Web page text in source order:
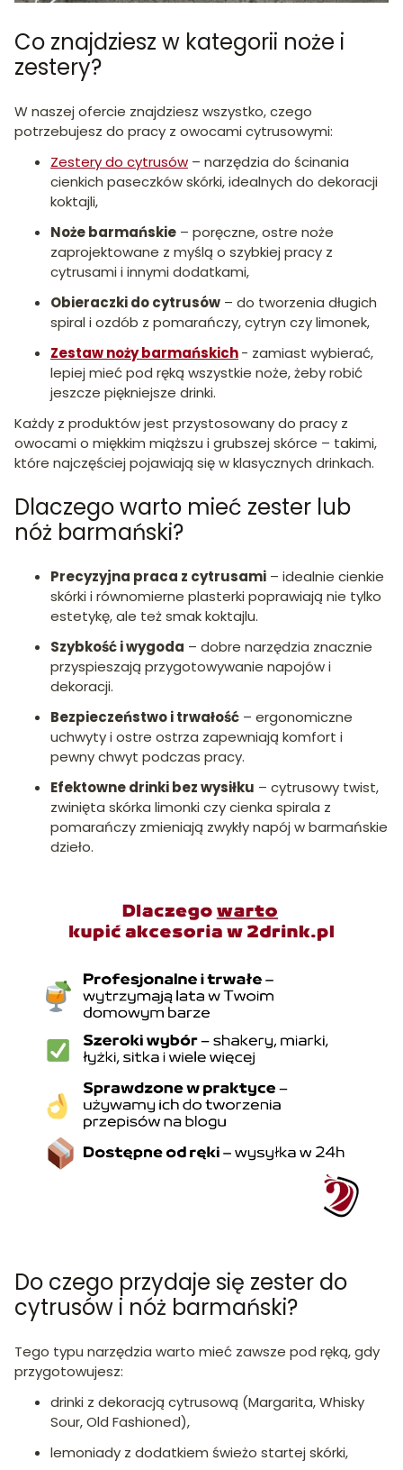
Co znajdziesz w kategorii noże i
zestery?
W naszej ofercie znajdziesz wszystko, czego
potrzebujesz do pracy z owocami cytrusowymi:
Zestery do cytrusów – narzędzia do ścinania
cienkich paseczków skórki, idealnych do dekoracji
koktajli,
Noże barmańskie – poręczne, ostre noże
zaprojektowane z myślą o szybkiej pracy z
cytrusami i innymi dodatkami,
Obieraczki do cytrusów – do tworzenia długich
spiral i ozdób z pomarańczy, cytryn czy limonek,
Zestaw noży barmańskich- zamiast wybierać,
lepiej mieć pod ręką wszystkie noże, żeby robić
jeszcze piękniejsze drinki.
Każdy z produktów jest przystosowany do pracy z
owocami o miękkim miąższu i grubszej skórce – takimi,
które najczęściej pojawiają się w klasycznych drinkach.
Dlaczego warto mieć zester lub
nóż barmański?
Precyzyjna praca z cytrusami – idealnie cienkie
skórki i równomierne plasterki poprawiają nie tylko
estetykę, ale też smak koktajlu.
Szybkość i wygoda – dobre narzędzia znacznie
przyspieszają przygotowywanie napojów i
dekoracji.
Bezpieczeństwo i trwałość – ergonomiczne
uchwyty i ostre ostrza zapewniają komfort i
pewny chwyt podczas pracy.
Efektowne drinki bez wysiłku – cytrusowy twist,
zwinięta skórka limonki czy cienka spirala z
pomarańczy zmieniają zwykły napój w barmańskie
dzieło.
Do czego przydaje się zester do
cytrusów i nóż barmański?
Tego typu narzędzia warto mieć zawsze pod ręką, gdy
przygotowujesz:
drinki z dekoracją cytrusową (Margarita, Whisky
Sour, Old Fashioned),
lemoniady z dodatkiem świeżo startej skórki,